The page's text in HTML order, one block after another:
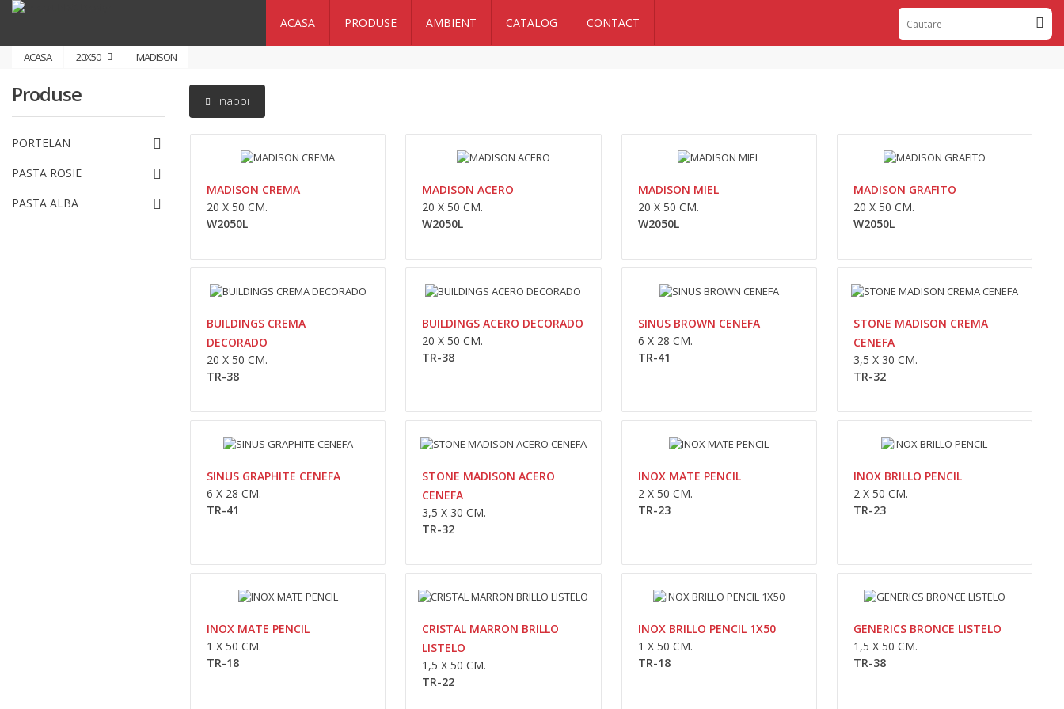
ACASA PRODUSE AMBIENT CATALOG CONTACT
ACASA 20X50 MADISON
Produse
PORTELAN
PASTA ROSIE
PASTA ALBA
0,00lei
Availability În Stoc
Adaugă În Coş
MADISON ACERO
20 x 50 cm.W2050L..
0,00lei
Availability
Wishlist
MADISON MIEL
20 x 50 cm.W2050L..
0,00lei
MADISON GRAFITO
Inapoi
MADISON CREMA
20 X 50 CM.
W2050L
MADISON ACERO
20 X 50 CM.
W2050L
MADISON MIEL
20 X 50 CM.
W2050L
MADISON GRAFITO
20 X 50 CM.
W2050L
BUILDINGS CREMA
DECORADO
20 X 50 CM.
TR-38
BUILDINGS ACERO DECORADO
20 X 50 CM.
TR-38
SINUS BROWN CENEFA
6 X 28 CM.
TR-41
STONE MADISON CREMA
CENEFA
3,5 X 30 CM.
TR-32
SINUS GRAPHITE CENEFA
6 X 28 CM.
TR-41
STONE MADISON ACERO
CENEFA
3,5 X 30 CM.
TR-32
INOX MATE PENCIL
2 X 50 CM.
TR-23
INOX BRILLO PENCIL
2 X 50 CM.
TR-23
INOX MATE PENCIL
1 X 50 CM.
TR-18
CRISTAL MARRON BRILLO
LISTELO
1,5 X 50 CM.
TR-22
INOX BRILLO PENCIL 1X50
1 X 50 CM.
TR-18
GENERICS BRONCE LISTELO
1,5 X 50 CM.
TR-38